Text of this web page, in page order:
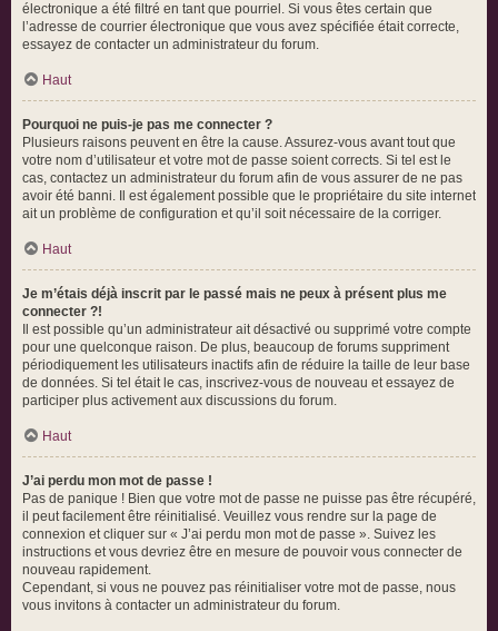
électronique a été filtré en tant que pourriel. Si vous êtes certain que
l’adresse de courrier électronique que vous avez spécifiée était correcte,
essayez de contacter un administrateur du forum.
Haut
Pourquoi ne puis-je pas me connecter ?
Plusieurs raisons peuvent en être la cause. Assurez-vous avant tout que
votre nom d’utilisateur et votre mot de passe soient corrects. Si tel est le
cas, contactez un administrateur du forum afin de vous assurer de ne pas
avoir été banni. Il est également possible que le propriétaire du site internet
ait un problème de configuration et qu’il soit nécessaire de la corriger.
Haut
Je m’étais déjà inscrit par le passé mais ne peux à présent plus me
connecter ?!
Il est possible qu’un administrateur ait désactivé ou supprimé votre compte
pour une quelconque raison. De plus, beaucoup de forums suppriment
périodiquement les utilisateurs inactifs afin de réduire la taille de leur base
de données. Si tel était le cas, inscrivez-vous de nouveau et essayez de
participer plus activement aux discussions du forum.
Haut
J’ai perdu mon mot de passe !
Pas de panique ! Bien que votre mot de passe ne puisse pas être récupéré,
il peut facilement être réinitialisé. Veuillez vous rendre sur la page de
connexion et cliquer sur « J’ai perdu mon mot de passe ». Suivez les
instructions et vous devriez être en mesure de pouvoir vous connecter de
nouveau rapidement.
Cependant, si vous ne pouvez pas réinitialiser votre mot de passe, nous
vous invitons à contacter un administrateur du forum.